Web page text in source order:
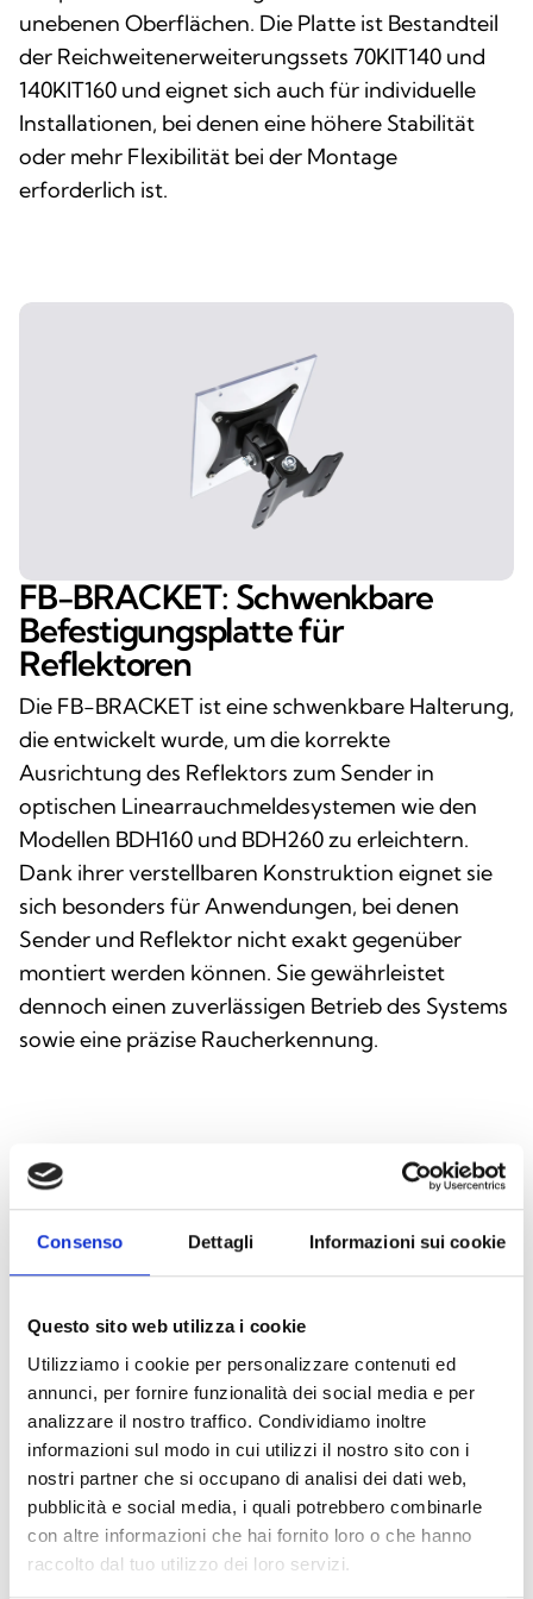
Consenso Dettagli Informazioni sui cookie
Questo sito web utilizza i cookie
Utilizziamo i cookie per personalizzare contenuti ed
annunci, per fornire funzionalità dei social media e per
analizzare il nostro traffico. Condividiamo inoltre
informazioni sul modo in cui utilizzi il nostro sito con i
nostri partner che si occupano di analisi dei dati web,
pubblicità e social media, i quali potrebbero combinarle
con altre informazioni che hai fornito loro o che hanno
raccolto dal tuo utilizzo dei loro servizi.
unebenen Oberflächen. Die Platte ist Bestandteil
der Reichweitenerweiterungssets 70KIT140 und
140KIT160 und eignet sich auch für individuelle
Installationen, bei denen eine höhere Stabilität
oder mehr Flexibilität bei der Montage
erforderlich ist.
FB-BRACKET: Schwenkbare
Befestigungsplatte für
Reflektoren
Die FB-BRACKET ist eine schwenkbare Halterung,
die entwickelt wurde, um die korrekte
Ausrichtung des Reflektors zum Sender in
optischen Linearrauchmeldesystemen wie den
Modellen BDH160 und BDH260 zu erleichtern.
Dank ihrer verstellbaren Konstruktion eignet sie
sich besonders für Anwendungen, bei denen
Sender und Reflektor nicht exakt gegenüber
montiert werden können. Sie gewährleistet
dennoch einen zuverlässigen Betrieb des Systems
sowie eine präzise Raucherkennung.
BDFOGKIT: Antikondensations-
Set für optische BDH-
Linearrauchmelder in feuchten
Umgebungen